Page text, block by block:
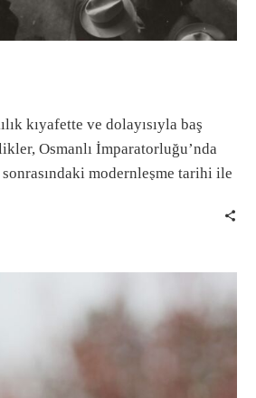
kıyafette ve dolayısıyla baş
Osmanlı İmparatorluğu’nda
modernleşme tarihi ile